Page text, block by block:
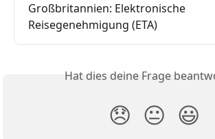
Großbritannien: Elektronische
Reisegenehmigung (ETA)
Hat dies deine Frage
😞 😐 😃